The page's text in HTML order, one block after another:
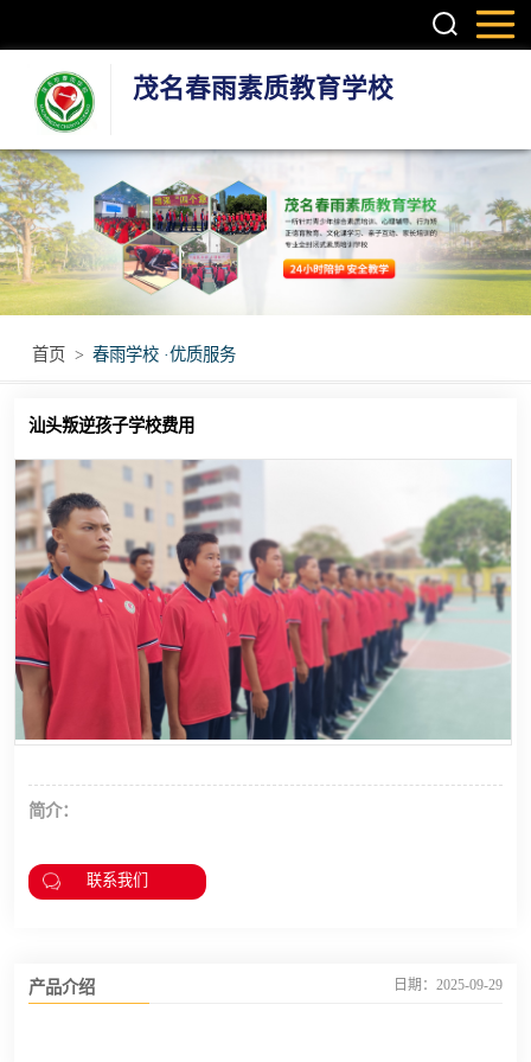
茂名春雨素质教育学校
首页 > 春雨学校 ·优质服务
汕头叛逆孩子学校费用
简介：
联系我们
产品介绍 日期：2025-09-29
叛逆孩子学校
学生厌学学校
孩子厌学学校
青少年厌学学校